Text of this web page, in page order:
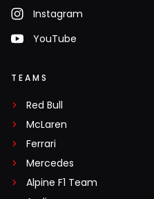
Instagram
YouTube
TEAMS
Red Bull
McLaren
Ferrari
Mercedes
Alpine F1 Team